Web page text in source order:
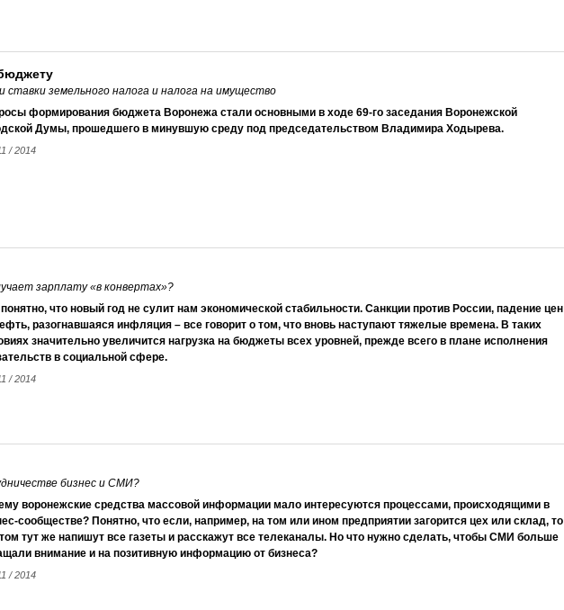
земельного налога и налога на имущество
формирования бюджета Воронежа стали основными в ходе 69-го заседания Воронежской
Думы, прошедшего в минувшую среду под председательством Владимира Ходырева.
/ 2014
зарплату «в конвертах»?
что новый год не сулит нам экономической стабильности. Санкции против России, падение цен
разогнавшаяся инфляция – все говорит о том, что вновь наступают тяжелые времена. В таких
значительно увеличится нагрузка на бюджеты всех уровней, прежде всего в плане исполнения
в социальной сфере.
/ 2014
бизнес и СМИ?
воронежские средства массовой информации мало интересуются процессами, происходящими в
сообществе? Понятно, что если, например, на том или ином предприятии загорится цех или склад, то
тут же напишут все газеты и расскажут все телеканалы. Но что нужно сделать, чтобы СМИ больше
внимание и на позитивную информацию от бизнеса?
/ 2014